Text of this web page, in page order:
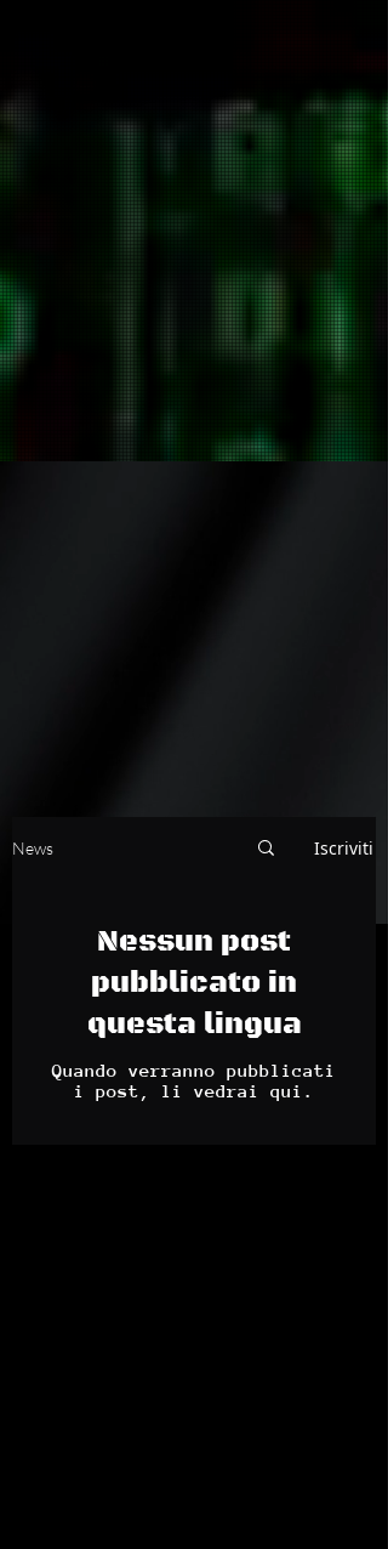
News Iscriviti
Nessun post
pubblicato in
questa lingua
Quando verranno pubblicati
i post, li vedrai qui.